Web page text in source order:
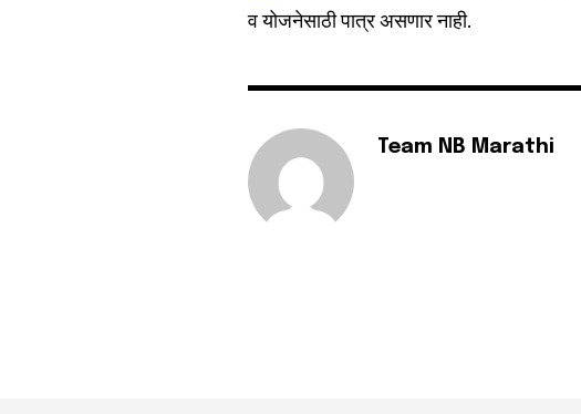
व योजनेसाठी पात्र असणार नाही.
Team NB Marathi